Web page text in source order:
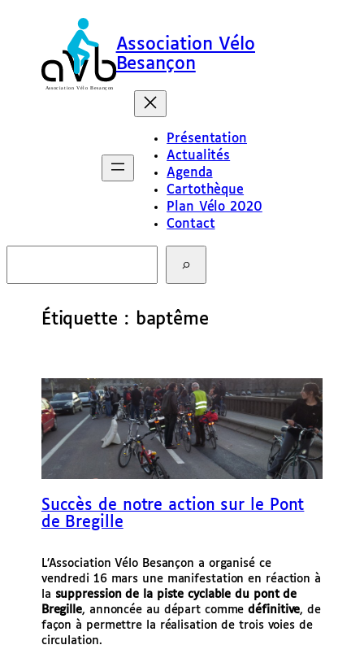
Association Vélo
Besançon
Présentation
Actualités
Agenda
Cartothèque
Plan Vélo 2020
Contact
c
Étiquette : baptême
Succès de notre action sur le Pont
de Bregille
L’Association Vélo Besançon a organisé ce
vendredi 16 mars une manifestation en réaction à
la suppression de la piste cyclable du pont de
Bregille, annoncée au départ commedéfinitive, de
façon à permettre la réalisation de trois voies de
circulation.